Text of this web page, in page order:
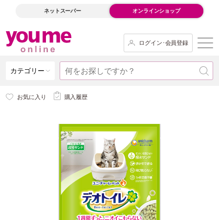
ネットスーパー オンラインショップ
ログイン･会員登録
カテゴリー
お気に入り 購入履歴